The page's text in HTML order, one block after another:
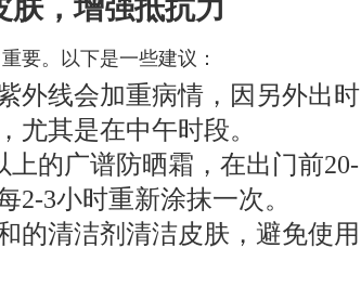
肤，增强抵抗力
要。以下是一些建议：
外线会加重病情，因另外出时
尤其是在中午时段。
上的广谱防晒霜，在出门前20-
2-3小时重新涂抹一次。
的清洁剂清洁皮肤，避免使用